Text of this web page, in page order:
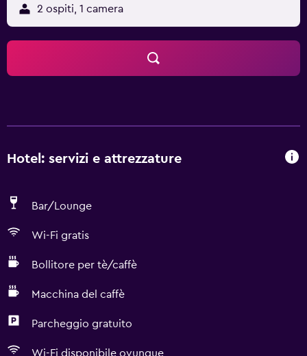
2 ospiti, 1 camera
Hotel: servizi e attrezzature
Bar/Lounge
Wi-Fi gratis
Bollitore per tè/caffè
Macchina del caffè
Parcheggio gratuito
Wi-Fi disponibile ovunque